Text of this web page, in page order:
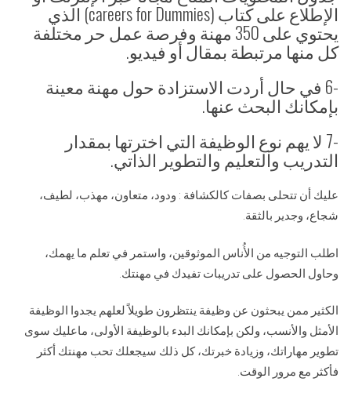
الإطلاع على كتاب (careers for Dummies) الذي
يحتوي على 350 مهنة وفرصة عمل حر مختلفة
كل منها مرتبطة بمقال أو فيديو.
-6 في حال أردت الاستزادة حول مهنة معينة
بإمكانك البحث عنها.
-7 لا يهم نوع الوظيفة التي اخترتها بمقدار
التدريب والتعليم والتطوير الذاتي.
عليك أن تتحلى بصفات كالكشافة : ودود، متعاون، مهذب، لطيف،
شجاع، وجدير بالثقة.
اطلب التوجيه من الأُناس الموثوقين، واستمر في تعلم ما يهمك،
وحاول الحصول على تدريبات تفيدك في مهنتك.
الكثير ممن يبحثون عن وظيفة ينتظرون طويلاً لعلهم يجدوا الوظيفة
الأمثل والأنسب، ولكن بإمكانك البدء بالوظيفة الأولى، ماعليك سوى
تطوير مهاراتك، وزيادة خبرتك، كل ذلك سيجعلك تحب مهنتك أكثر
فأكثر مع مرور الوقت.